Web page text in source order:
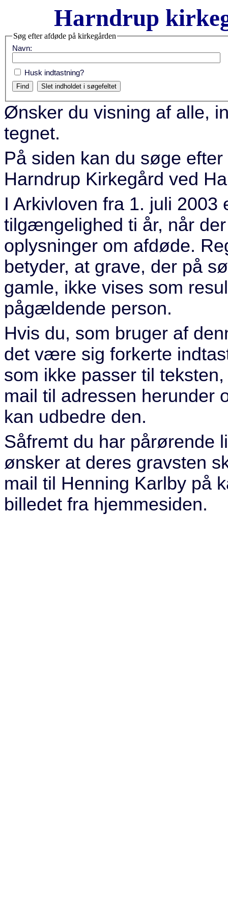
Harndrup
Søg efter afdøde på kirkegården
Navn:
Husk indtastning?
Ønsker du visning af alle,
tegnet.
På siden kan du søge
Harndrup Kirkegård ved
I Arkivloven fra 1. juli 2003
tilgængelighed ti år, når
oplysninger om afdøde.
betyder, at grave, der på
gamle, ikke vises som
pågældende person.
Hvis du, som bruger af
det være sig forkerte
som ikke passer til
mail til adressen herunder
kan udbedre den.
Såfremt du har pårørende
ønsker at deres gravsten
mail til Henning Karlby på
billedet fra hjemmesiden.